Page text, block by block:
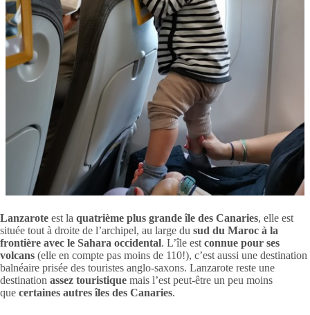
Lanzarote est la quatrième plus grande île des Canaries, elle est
située tout à droite de l’archipel, au large du sud du Maroc à la
frontière avec le Sahara occidental. L’île est connue pour ses
volcans (elle en compte pas moins de 110!), c’est aussi une destination
balnéaire prisée des touristes anglo-saxons. Lanzarote reste une
destination assez touristique mais l’est peut-être un peu moins
que certaines autres îles des Canaries.